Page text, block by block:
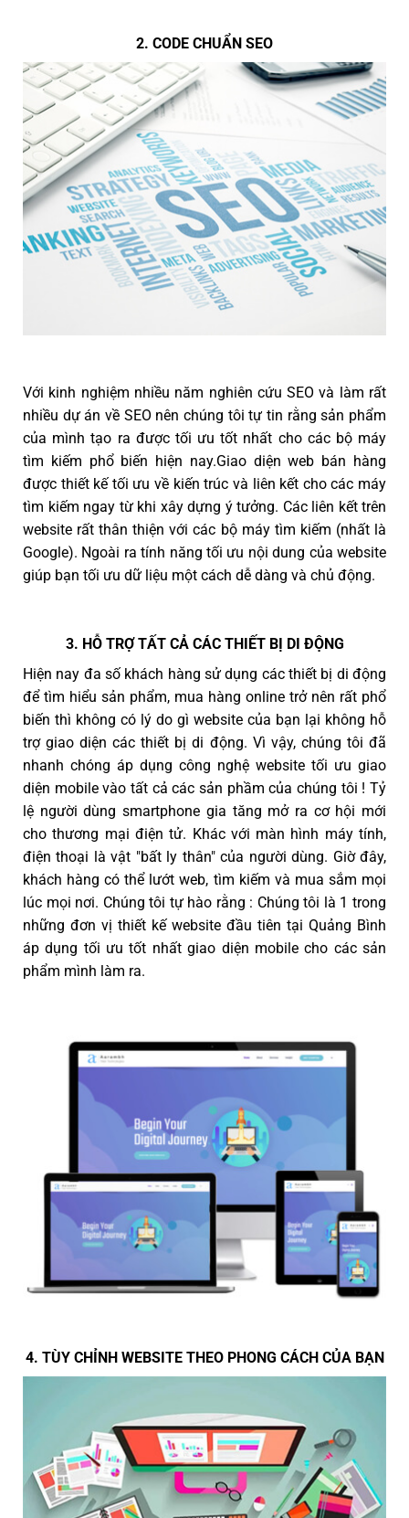
2. CODE CHUẨN SEO
Với kinh nghiệm nhiều năm nghiên cứu SEO và làm rất
nhiều dự án về SEO nên chúng tôi tự tin rằng sản phẩm
của mình tạo ra được tối ưu tốt nhất cho các bộ máy
tìm kiếm phổ biến hiện nay.Giao diện web bán hàng
được thiết kế tối ưu về kiến trúc và liên kết cho các máy
tìm kiếm ngay từ khi xây dựng ý tưởng. Các liên kết trên
website rất thân thiện với các bộ máy tìm kiếm (nhất là
Google). Ngoài ra tính năng tối ưu nội dung của website
giúp bạn tối ưu dữ liệu một cách dễ dàng và chủ động.
3. HỖ TRỢ TẤT CẢ CÁC THIẾT BỊ DI ĐỘNG
Hiện nay đa số khách hàng sử dụng các thiết bị di động
để tìm hiểu sản phẩm, mua hàng online trở nên rất phổ
biến thì không có lý do gì website của bạn lại không hỗ
trợ giao diện các thiết bị di động. Vì vậy, chúng tôi đã
nhanh chóng áp dụng công nghệ website tối ưu giao
diện mobile vào tất cả các sản phầm của chúng tôi ! Tỷ
lệ người dùng smartphone gia tăng mở ra cơ hội mới
cho thương mại điện tử. Khác với màn hình máy tính,
điện thoại là vật "bất ly thân" của người dùng. Giờ đây,
khách hàng có thể lướt web, tìm kiếm và mua sắm mọi
lúc mọi nơi. Chúng tôi tự hào rằng : Chúng tôi là 1 trong
những đơn vị thiết kế website đầu tiên tại Quảng Bình
áp dụng tối ưu tốt nhất giao diện mobile cho các sản
phẩm mình làm ra.
4. TÙY CHỈNH WEBSITE THEO PHONG CÁCH CỦA BẠN